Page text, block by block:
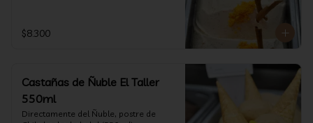
$8.300
Castañas de Ñuble El Taller
550ml
Directamente del Ñuble, postre de